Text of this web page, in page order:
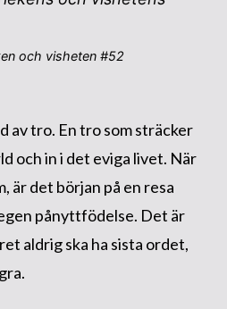
och visheten #52
av tro. En tro som sträcker
och in i det eviga livet. När
är det början på en resa
pånyttfödelse. Det är
aldrig ska ha sista ordet,